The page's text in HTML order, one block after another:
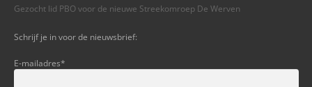
Gezocht lid PBO voor de nieuwe Streekomroep De Werven
Schrijf je in voor de nieuwsbrief:
E-mailadres*